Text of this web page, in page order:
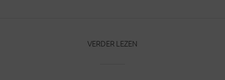
VERDER LEZEN